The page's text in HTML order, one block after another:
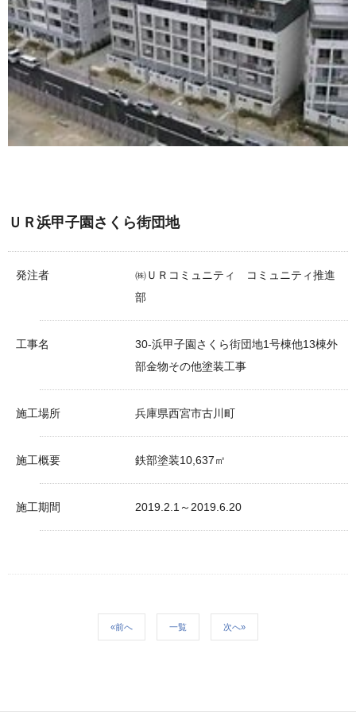
ＵＲ浜甲子園さくら街団地
発注者
㈱ＵＲコミュニティ コミュニティ推進
部
工事名
30-浜甲子園さくら街団地1号棟他13棟外
部金物その他塗装工事
施工場所 兵庫県西宮市古川町
施工概要 鉄部塗装10,637㎡
施工期間 2019.2.1～2019.6.20
«前へ 一覧 次へ»